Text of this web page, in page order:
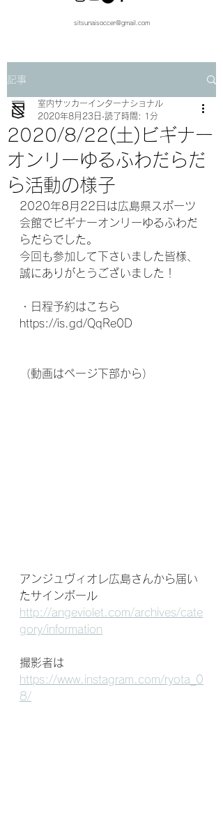
sitsunaisoccer@gmail.com
記事
2020/8/22(土)ビギナー
オンリーゆるふわだらだ
ら活動の様子
室内サッカーインターナショナル
2020年8月23日 読了時間: 1分
2020年8月22日は広島県スポーツ
会館でビギナーオンリーゆるふわだ
らだらでした。
今回も参加して下さいました皆様、
誠にありがとうございました！
・日程予約はこちら
https://is.gd/QqRe0D
（動画はページ下部から）
アンジュヴィオレ広島さんから届い
たサインボール
http://angeviolet.com/archives/cate
gory/information
撮影者は
https://www.instagram.com/ryota_0
8/